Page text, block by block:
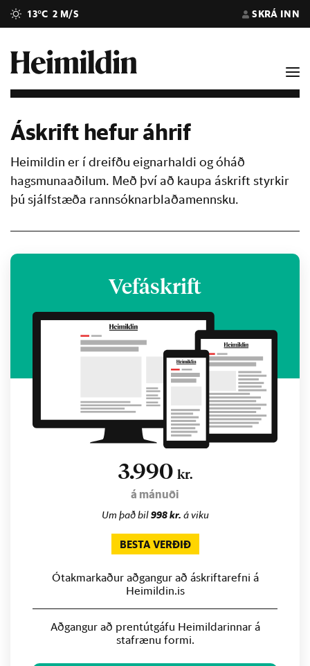
13°C 2 M/S SKRÁ INN
Áskrift hefur áhrif
Heimildin er í dreifðu eignarhaldi og óháð
hagsmunaaðilum. Með því að kaupa áskrift styrkir
þú sjálfstæða rannsóknarblaðamennsku.
Vefáskrift
3.990 kr.
á mánuði
Um það bil998 kr. á viku
BESTA VERÐIÐ
Ótakmarkaður aðgangur að áskriftarefni á
Heimildin.is
Aðgangur að prentútgáfu Heimildarinnar á
stafrænu formi.